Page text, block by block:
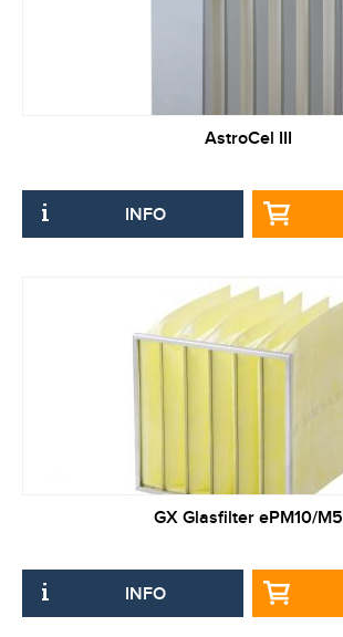
AstroCel III
INFO
GX Glasfilter ePM10/M5
INFO